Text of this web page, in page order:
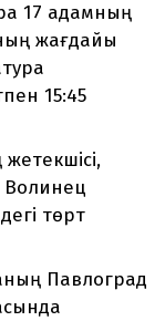
17 адамның
жағдайы
15:45
Волинец
төрт
Павлоград